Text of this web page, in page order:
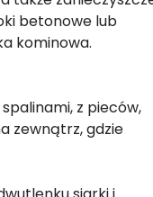
betonowe lub
kominowa.
z pieców,
zewnątrz, gdzie